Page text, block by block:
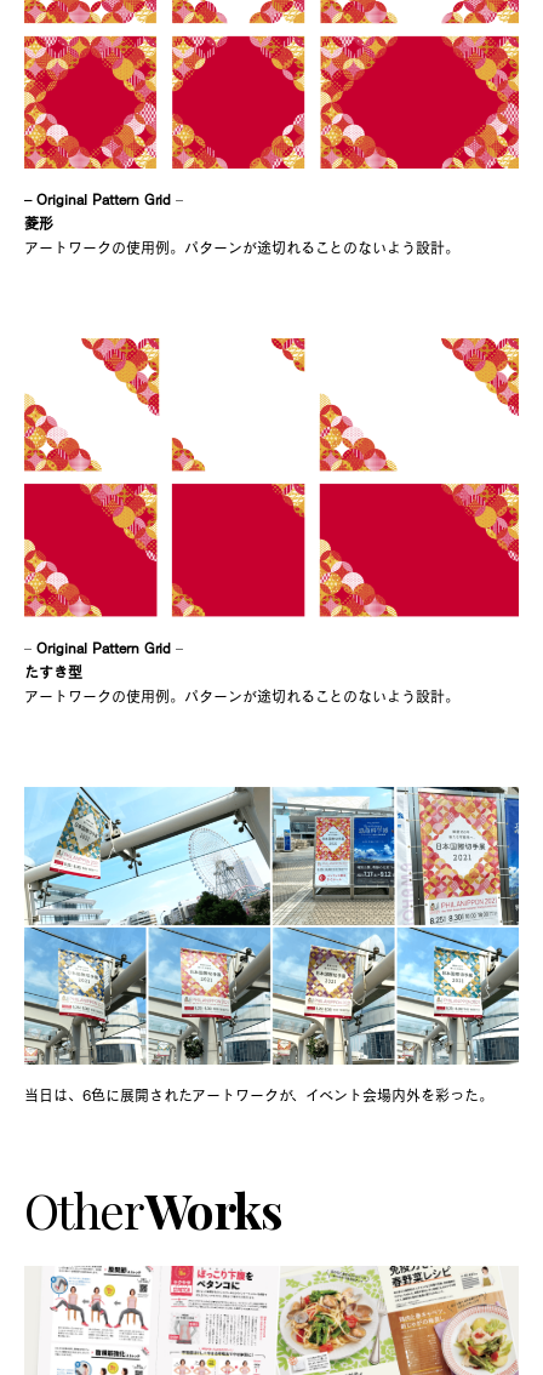
– Original Pattern Grid –
菱形
アートワークの使用例。パターンが途切れることのないよう設計。
– Original Pattern Grid –
たすき型
アートワークの使用例。パターンが途切れることのないよう設計。
当日は、6色に展開されたアートワークが、イベント会場内外を彩った。
OtherWorks